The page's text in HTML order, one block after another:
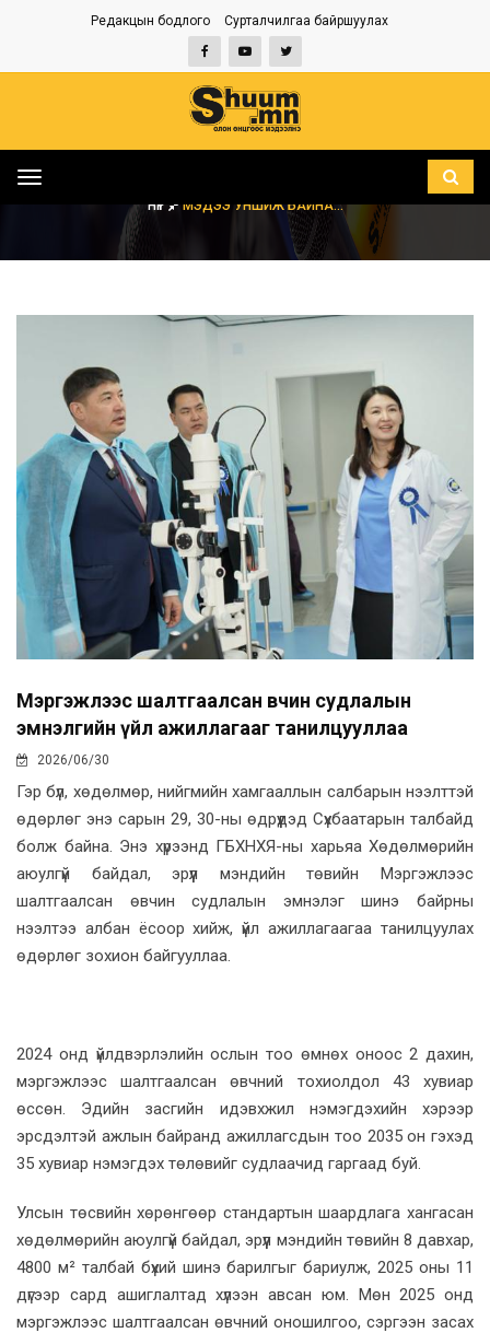
Редакцын бодлого Сурталчилгаа байршуулах
Toggle
НҮҮР МЭДЭЭ УНШИЖ БАЙНА...
Мэргэжлээс шалтгаалсан өвчин судлалын
эмнэлгийн үйл ажиллагааг танилцууллаа
2026/06/30
Гэр бүл, хөдөлмөр, нийгмийн хамгааллын салбарын нээлттэй
өдөрлөг энэ сарын 29, 30-ны өдрүүдэд Сүхбаатарын талбайд
болж байна. Энэ хүрээнд ГБХНХЯ-ны харьяа Хөдөлмөрийн
аюулгүй байдал, эрүүл мэндийн төвийн Мэргэжлээс
шалтгаалсан өвчин судлалын эмнэлэг шинэ байрны
нээлтээ албан ёсоор хийж, үйл ажиллагаагаа танилцуулах
өдөрлөг зохион байгууллаа.
2024 онд үйлдвэрлэлийн ослын тоо өмнөх оноос 2 дахин,
мэргэжлээс шалтгаалсан өвчний тохиолдол 43 хувиар
өссөн. Эдийн засгийн идэвхжил нэмэгдэхийн хэрээр
эрсдэлтэй ажлын байранд ажиллагсдын тоо 2035 он гэхэд
35 хувиар нэмэгдэх төлөвийг судлаачид гаргаад буй.
Улсын төсвийн хөрөнгөөр стандартын шаардлага хангасан
хөдөлмөрийн аюулгүй байдал, эрүүл мэндийн төвийн 8 давхар,
4800 м² талбай бүхий шинэ барилгыг бариулж, 2025 оны 11
дүгээр сард ашиглалтад хүлээн авсан юм. Мөн 2025 онд
мэргэжлээс шалтгаалсан өвчний оношилгоо, сэргээн засах